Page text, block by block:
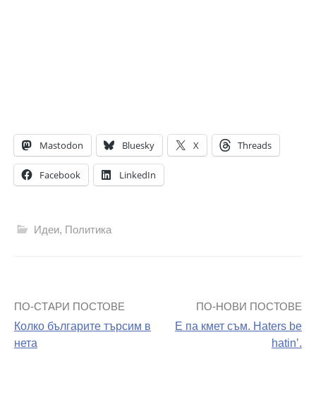
Mastodon Bluesky X Threads
Facebook LinkedIn
Идеи, Политика
Навигация
на
ПО-СТАРИ ПОСТОВЕ
Колко българите търсим в
нета
ПО-НОВИ ПОСТОВЕ
Е па кмет съм. Haters be
hatin’.